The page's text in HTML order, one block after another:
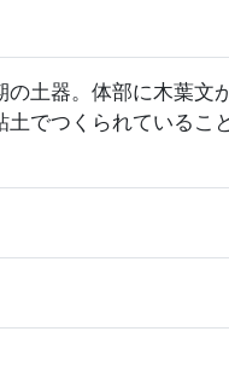
土器。体部に木葉文
でつくられているこ